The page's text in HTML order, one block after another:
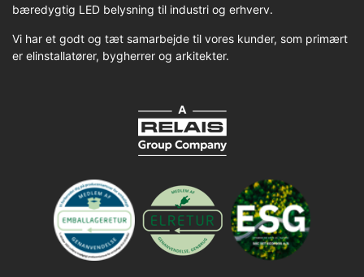
bæredygtig LED belysning til industri og erhverv.
Vi har et godt og tæt samarbejde til vores kunder, som primært
er elinstallatører, bygherrer og arkitekter.